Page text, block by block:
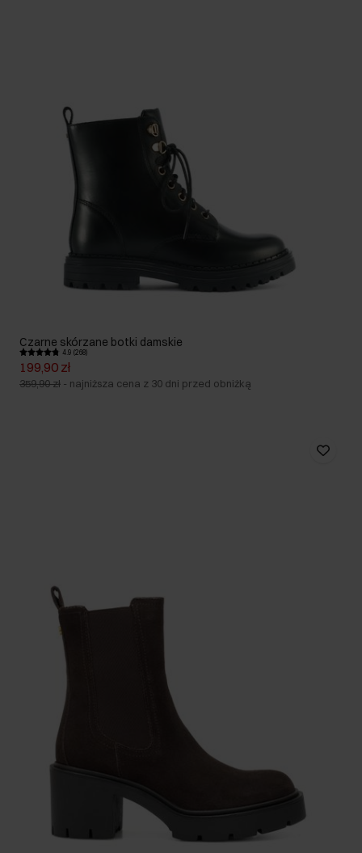
Czarne skórzane botki damskie
4.9 (268)
199,90 zł
359,90 zł - najniższa cena z 30 dni przed obniżką